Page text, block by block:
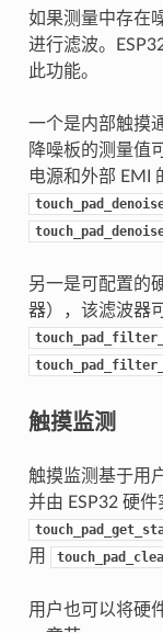
如果测量中存在
进行滤波。
此功能。
一个是内部触摸
降噪板的测量值
电源和外部 EMI
另一是可配置的
器），该滤波器
触摸监测
触摸监测基于用
并由 ESP32 硬
用
用户也可以将硬